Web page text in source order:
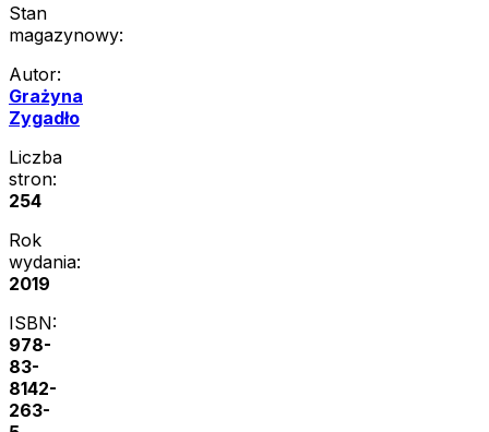
Stan
magazynowy:
Autor:
Grażyna
Zygadło
Liczba
stron:
254
Rok
wydania:
2019
ISBN:
978-
83-
8142-
263-